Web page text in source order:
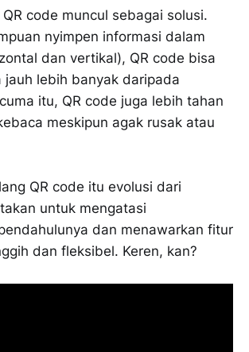
code muncul sebagai solusi.
nyimpen informasi dalam
dan vertikal), QR code bisa
jauh lebih banyak daripada
itu, QR code juga lebih tahan
meskipun agak rusak atau
QR code itu evolusi dari
untuk mengatasi
dan menawarkan fitur
dan fleksibel. Keren, kan?